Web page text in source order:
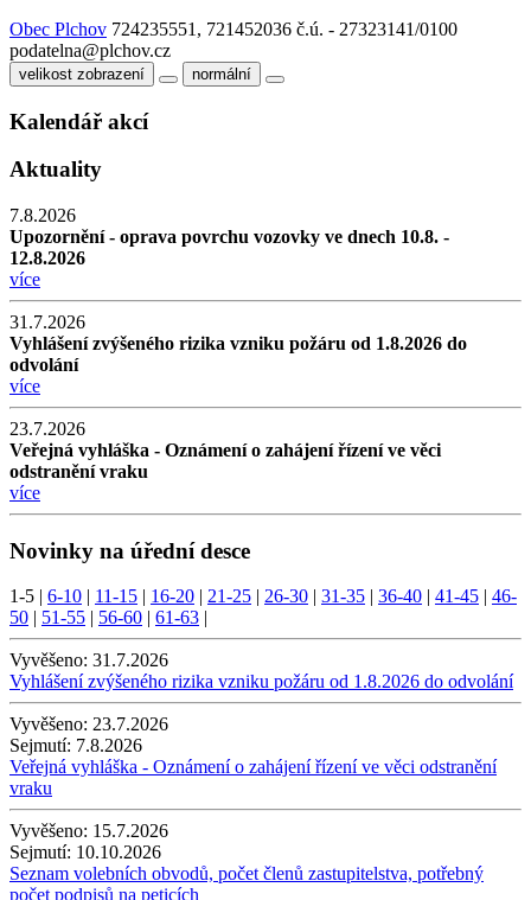
Obec Plchov 724235551, 721452036 č.ú. - 27323141/0100
podatelna@plchov.cz
velikost zobrazení normální
Kalendář akcí
Aktuality
7.8.2026
Upozornění - oprava povrchu vozovky ve dnech 10.8. -
12.8.2026
více
31.7.2026
Vyhlášení zvýšeného rizika vzniku požáru od 1.8.2026 do
odvolání
více
23.7.2026
Veřejná vyhláška - Oznámení o zahájení řízení ve věci
odstranění vraku
více
Novinky na úřední desce
1-5 6-10 11-15 16-20 21-25 26-30 31-35 36-40 41-45
46-
50
51-55 56-60 61-63
Vyvěšeno: 31.7.2026
Vyhlášení zvýšeného rizika vzniku požáru od 1.8.2026 do odvolání
Vyvěšeno: 23.7.2026
Sejmutí: 7.8.2026
Veřejná vyhláška - Oznámení o zahájení řízení ve věci odstranění
vraku
Vyvěšeno: 15.7.2026
Sejmutí: 10.10.2026
Seznam volebních obvodů, počet členů zastupitelstva, potřebný
počet podpisů na peticích